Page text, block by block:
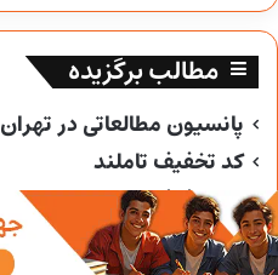
مطالب برگزیده
پانسیون مطالعاتی در تهران
کد تخفیف تاملند
کد تخفیف خیلی سبز